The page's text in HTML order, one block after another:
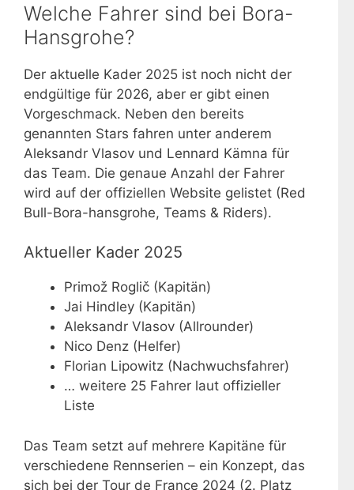
Welche Fahrer sind bei Bora-
Hansgrohe?
Der aktuelle Kader 2025 ist noch nicht der
endgültige für 2026, aber er gibt einen
Vorgeschmack. Neben den bereits
genannten Stars fahren unter anderem
Aleksandr Vlasov und Lennard Kämna für
das Team. Die genaue Anzahl der Fahrer
wird auf der offiziellen Website gelistet (Red
Bull-Bora-hansgrohe, Teams & Riders).
Aktueller Kader 2025
Primož Roglič (Kapitän)
Jai Hindley (Kapitän)
Aleksandr Vlasov (Allrounder)
Nico Denz (Helfer)
Florian Lipowitz (Nachwuchsfahrer)
… weitere 25 Fahrer laut offizieller
Liste
Das Team setzt auf mehrere Kapitäne für
verschiedene Rennserien – ein Konzept, das
sich bei der Tour de France 2024 (2. Platz